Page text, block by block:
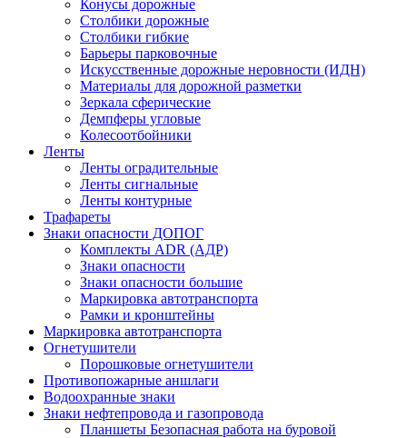
Конусы дорожные
Столбики дорожные
Столбики гибкие
Барьеры парковочные
Искусственные дорожные неровности (ИДН)
Материалы для дорожной разметки
Зеркала сферические
Демпферы угловые
Колесоотбойники
Ленты
Ленты оградительные
Ленты сигнальные
Ленты контурные
Трафареты
Знаки опасности ДОПОГ
Комплекты ADR (АДР)
Знаки опасности
Знаки опасности большие
Маркировка автотранспорта
Рамки и кронштейны
Маркировка автотранспорта
Огнетушители
Порошковые огнетушители
Противопожарные аншлаги
Водоохранные знаки
Знаки нефтепровода и газопровода
Планшеты Безопасная работа на буровой